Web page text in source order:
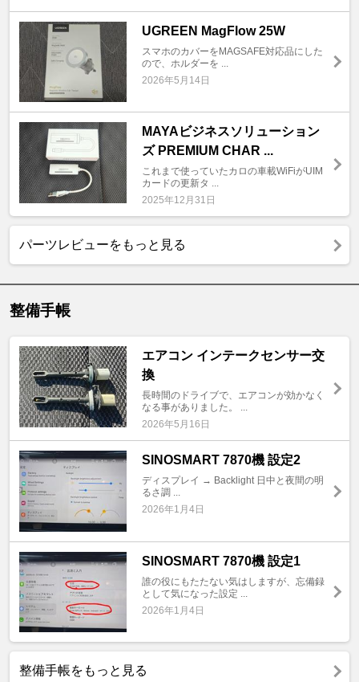
UGREEN MagFlow 25W
スマホのカバーをMAGSAFE対応品にした
ので、ホルダーを ...
2026年5月14日
MAYAビジネスソリューション
ズ PREMIUM CHAR ...
これまで使っていたカロの車載WiFiがUIM
カードの更新タ ...
2025年12月31日
パーツレビューをもっと見る
整備手帳
エアコン インテークセンサー交
換
長時間のドライブで、エアコンが効かなく
なる事がありました。 ...
2026年5月16日
SINOSMART 7870機 設定2
ディスプレイ → Backlight 日中と夜間の明
るさ調 ...
2026年1月4日
SINOSMART 7870機 設定1
誰の役にもたたない気はしますが、忘備録
として気になった設定 ...
2026年1月4日
整備手帳をもっと見る